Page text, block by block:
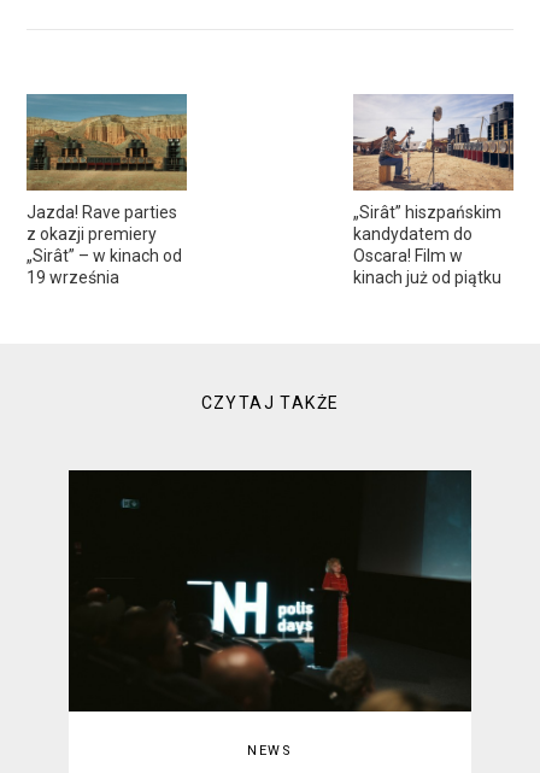
Jazda! Rave parties
z okazji premiery
„Sirât” – w kinach od
19 września
„Sirât” hiszpańskim
kandydatem do
Oscara! Film w
kinach już od piątku
CZYTAJ TAKŻE
NEWS